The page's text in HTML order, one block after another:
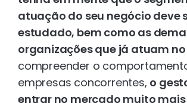
atuação do seu negócio deve
estudado, bem como as
organizações que já atuam
compreender o
empresas concorrentes, o
entrar no mercado muito